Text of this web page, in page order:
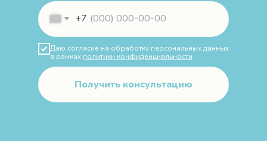
+7
Даю согласие на обработку персональных данных
в рамках политики конфиденциальности
Получить консультацию